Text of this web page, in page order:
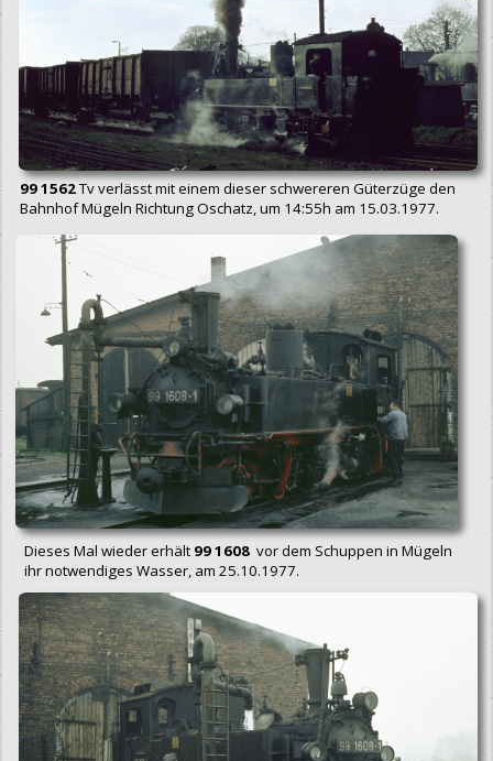
99 1562Tv verlässt mit einem dieser schwereren Güterzüge den
Bahnhof Mügeln Richtung Oschatz, um 14:55h am 15.03.1977.
Dieses Mal wieder erhält 99 1608vor dem Schuppen in Mügeln
ihr notwendiges Wasser, am 25.10.1977.